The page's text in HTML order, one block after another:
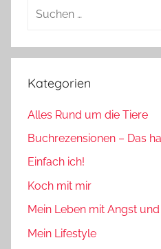
Suchen
Kategorien
Alles Rund um die Tiere
Buchrezensionen – Das
Einfach ich!
Koch mit mir
Mein Leben mit Angst und
Mein Lifestyle